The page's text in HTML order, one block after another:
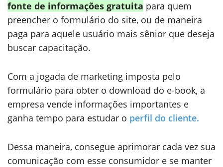
fonte de informações gratuita para quem
preencher o formulário do site, ou de maneira
paga para aquele usuário mais sênior que deseja
buscar capacitação.
Com a jogada de marketing imposta pelo
formulário para obter o download do e-book, a
empresa vende informações importantes e
ganha tempo para estudar o perfil do cliente.
Dessa maneira, consegue aprimorar cada vez sua
comunicação com esse consumidor e se manter